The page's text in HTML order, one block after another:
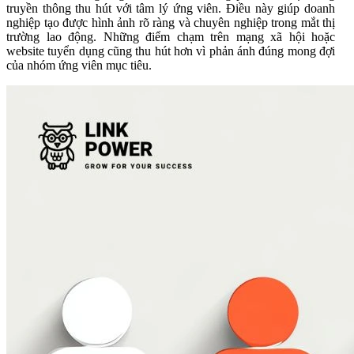
truyền thông thu hút với tâm lý ứng viên. Điều này giúp doanh
nghiệp tạo được hình ảnh rõ ràng và chuyên nghiệp trong mắt thị
trường lao động. Những điểm chạm trên mạng xã hội hoặc
website tuyển dụng cũng thu hút hơn vì phản ánh đúng mong đợi
của nhóm ứng viên mục tiêu.